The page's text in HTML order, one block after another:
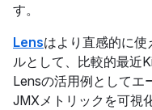
す。
Lensはより直感的に
ルとして、比較的最近
Lensの活用例としてエ
JMXメトリックを可視